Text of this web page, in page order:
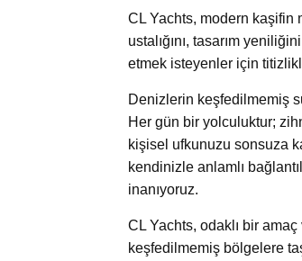
CL Yachts, modern kaşifin
ustalığını, tasarım
etmek isteyenler için
Denizlerin keşfedilmemiş
Her gün bir yolculuktur;
kişisel ufkunuzu sonsuza
kendinizle anlamlı
inanıyoruz.
CL Yachts, odaklı bir
keşfedilmemiş bölgelere